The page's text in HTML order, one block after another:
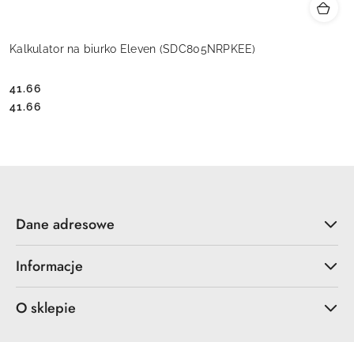
Kalkulator na biurko Eleven (SDC805NRPKEE)
Cena:
41.66
Cena:
41.66
Dane adresowe
Informacje
O sklepie